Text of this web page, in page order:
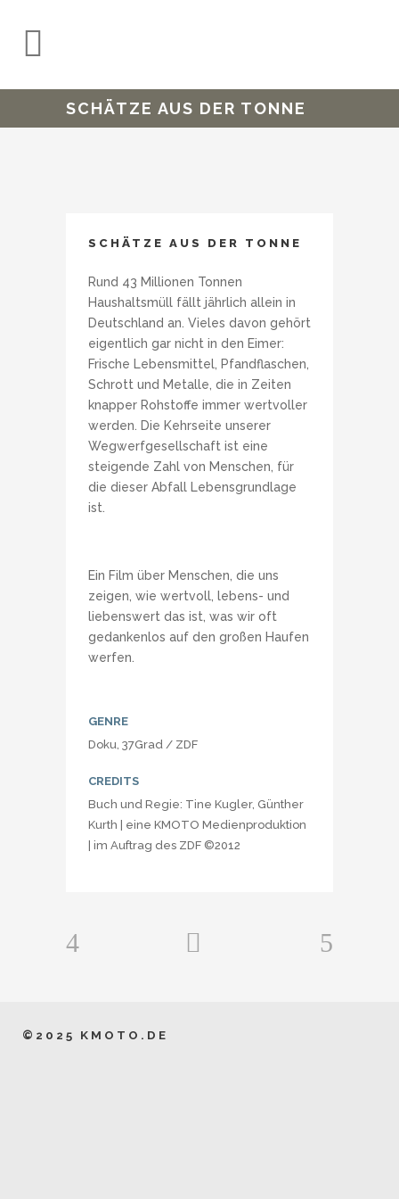
SCHÄTZE AUS DER TONNE
SCHÄTZE AUS DER TONNE
Rund 43 Millionen Tonnen
Haushaltsmüll fällt jährlich allein in
Deutschland an. Vieles davon gehört
eigentlich gar nicht in den Eimer:
Frische Lebensmittel, Pfandflaschen,
Schrott und Metalle, die in Zeiten
knapper Rohstoffe immer wertvoller
werden. Die Kehrseite unserer
Wegwerfgesellschaft ist eine
steigende Zahl von Menschen, für
die dieser Abfall Lebensgrundlage
ist.
Ein Film über Menschen, die uns
zeigen, wie wertvoll, lebens- und
liebenswert das ist, was wir oft
gedankenlos auf den großen Haufen
werfen.
GENRE
Doku, 37Grad / ZDF
CREDITS
Buch und Regie: Tine Kugler, Günther
Kurth | eine KMOTO Medienproduktion
| im Auftrag des ZDF ©2012
©2025 KMOTO.DE